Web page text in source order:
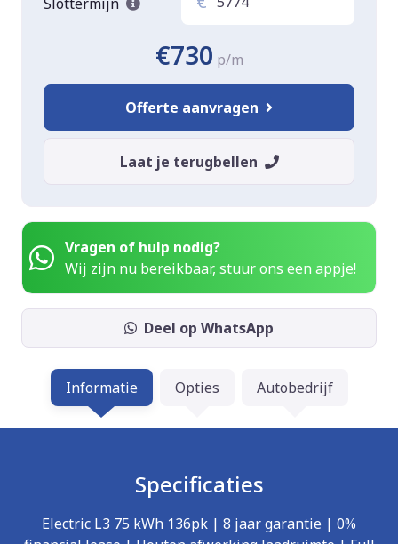
€730 p/m
Offerte aanvragen
Laat je terugbellen
Vragen of hulp nodig?
Wij zijn nu bereikbaar, stuur ons een appje!
Deel op WhatsApp
Informatie Opties Autobedrijf
Specificaties
Electric L3 75 kWh 136pk | 8 jaar garantie | 0%